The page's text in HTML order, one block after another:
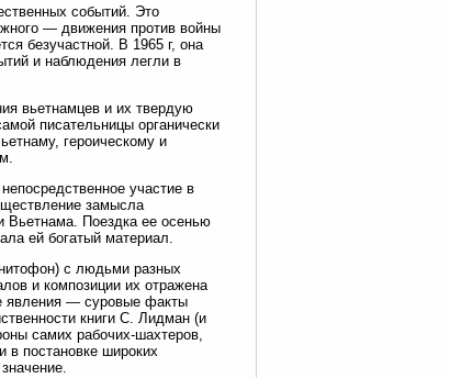
событий. Это
— движения против войны
безучастной. В 1965 г, она
и наблюдения легли в
вьетнамцев и их твердую
писательницы органически
героическому и
участие в
замысла
Вьетнама. Поездка ее осенью
ей богатый материал.
с людьми разных
и композиции их отражена
явления — суровые факты
книги С. Лидман (и
самих рабочих-шахтеров,
в постановке широких